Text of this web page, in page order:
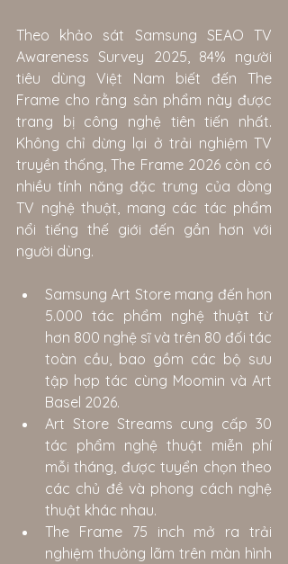
Theo khảo sát Samsung SEAO TV
Awareness Survey 2025, 84% người
tiêu dùng Việt Nam biết đến The
Frame cho rằng sản phẩm này được
trang bị công nghệ tiên tiến nhất.
Không chỉ dừng lại ở trải nghiệm TV
truyền thống, The Frame 2026 còn có
nhiều tính năng đặc trưng của dòng
TV nghệ thuật, mang các tác phẩm
nổi tiếng thế giới đến gần hơn với
người dùng.
Samsung Art Store mang đến hơn
5.000 tác phẩm nghệ thuật từ
hơn 800 nghệ sĩ và trên 80 đối tác
toàn cầu, bao gồm các bộ sưu
tập hợp tác cùng Moomin và Art
Basel 2026.
Art Store Streams cung cấp 30
tác phẩm nghệ thuật miễn phí
mỗi tháng, được tuyển chọn theo
các chủ đề và phong cách nghệ
thuật khác nhau.
The Frame 75 inch mở ra trải
nghiệm thưởng lãm trên màn hình